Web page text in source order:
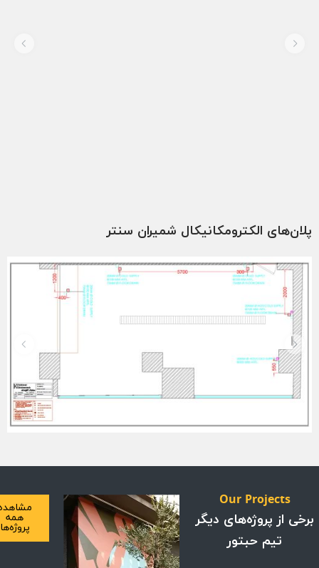
الکترومکانیکال شمیران سنتر
ایتالیایی
Our Projects
از پروژه‌های دیگر
تیم حبتور​
مشاهده
پروژه‌ها